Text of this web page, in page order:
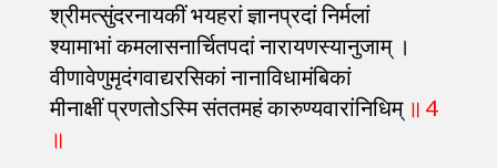
श्रीमत्सुंदरनायकीं भयहरां ज्ञानप्रदां निर्मलां
श्यामाभां कमलासनार्चितपदां नारायणस्यानुजाम् ।
वीणावेणुमृदंगवाद्यरसिकां नानाविधामंबिकां
मीनाक्षीं प्रणतोऽस्मि संततमहं कारुण्यवारांनिधिम् ॥ 4
॥